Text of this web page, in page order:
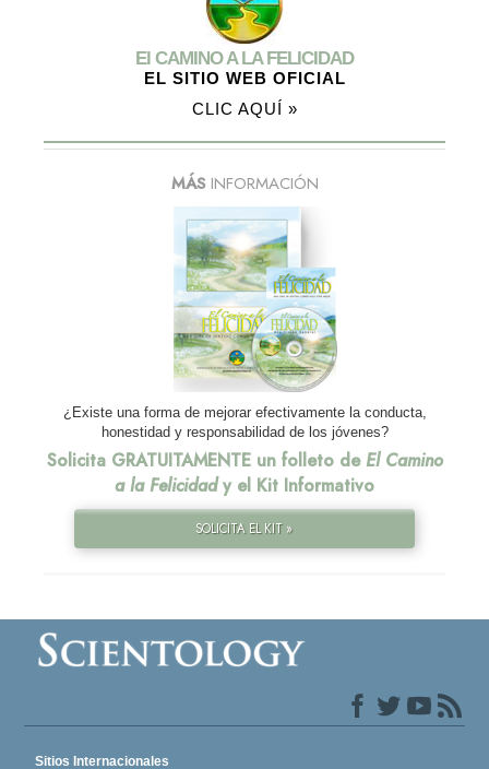
El CAMINO A LA FELICIDAD
EL SITIO WEB OFICIAL
CLIC AQUÍ »
MÁSINFORMACIÓN
¿Existe una forma de mejorar efectivamente la conducta,
honestidad y responsabilidad de los jóvenes?
Solicita GRATUITAMENTE un folleto de El Camino
a la Felicidady el Kit Informativo
SOLICITA EL KIT »
Sitios Internacionales